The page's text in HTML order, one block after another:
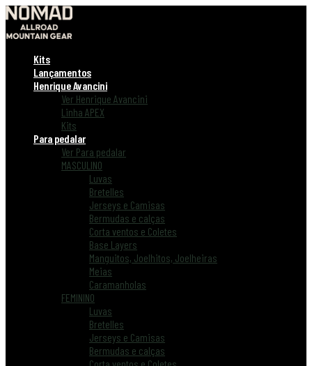
Kits
Lançamentos
Henrique Avancini
Ver Henrique Avancini
Linha APEX
Kits
Para pedalar
Ver Para pedalar
MASCULINO
Luvas
Bretelles
Jerseys e Camisas
Bermudas e calças
Corta ventos e Coletes
Base Layers
Manguitos, Joelhitos, Joelheiras
Meias
Caramanholas
FEMININO
Luvas
Bretelles
Jerseys e Camisas
Bermudas e calças